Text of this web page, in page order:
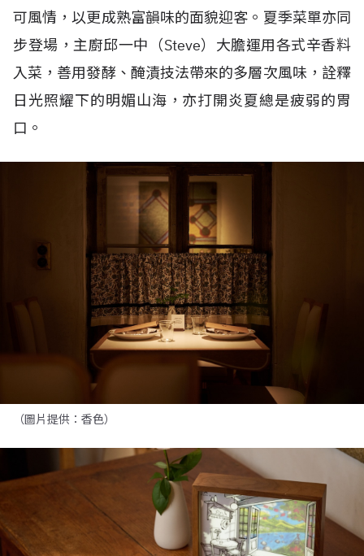
可風情，以更成熟富韻味的面貌迎客。夏季菜單亦同
步登場，主廚邱一中（Steve）大膽運用各式辛香料
入菜，善用發酵、醃漬技法帶來的多層次風味，詮釋
日光照耀下的明媚山海，亦打開炎夏總是疲弱的胃
口。
（圖片提供：香色）